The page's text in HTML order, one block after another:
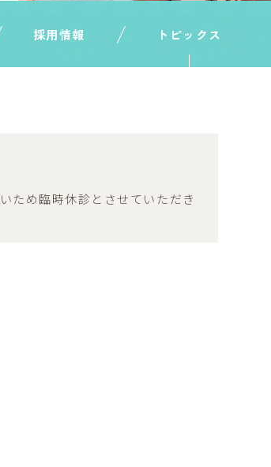
採用情報 トピックス
ため臨時休診とさせていただき